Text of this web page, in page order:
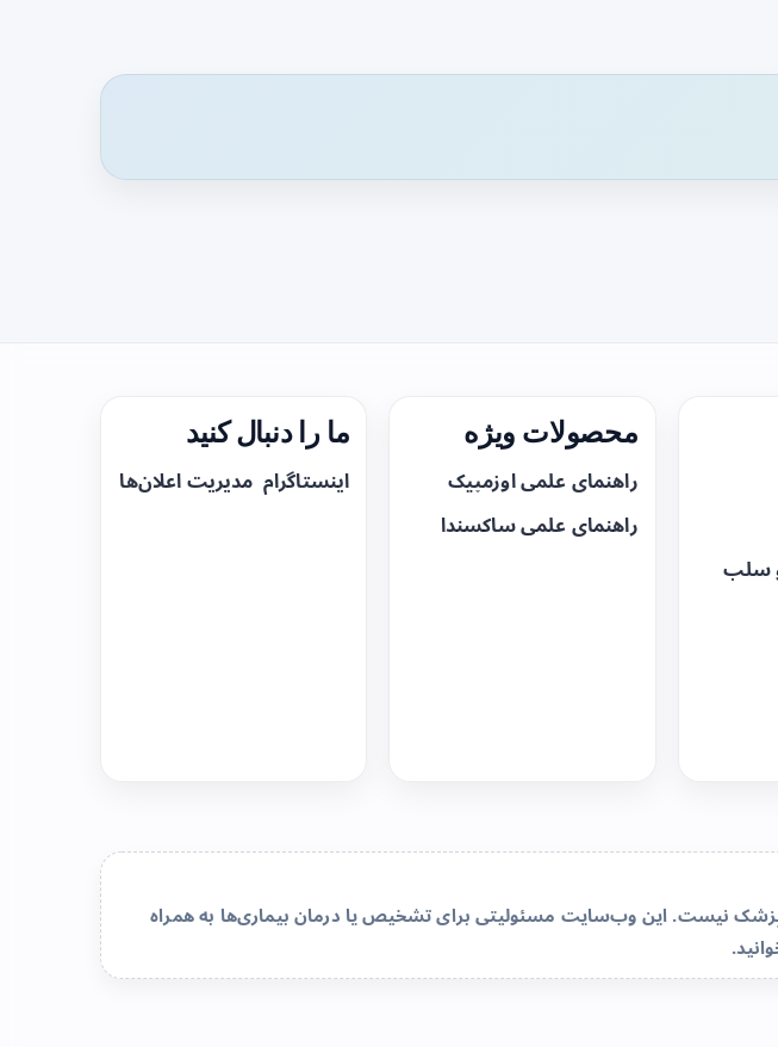
سلب
محصولات ویژه
راهنمای علمی اوزمپیک
راهنمای علمی ساکسندا
ما را دنبال کنید
اینستاگرام مدیریت اعلان‌ها
نیست. این وب‌سایت مسئولیتی برای تشخیص یا درمان بیماری‌ها به همراه